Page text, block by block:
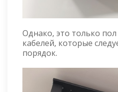
Однако, это только пол
кабелей, которые
порядок.